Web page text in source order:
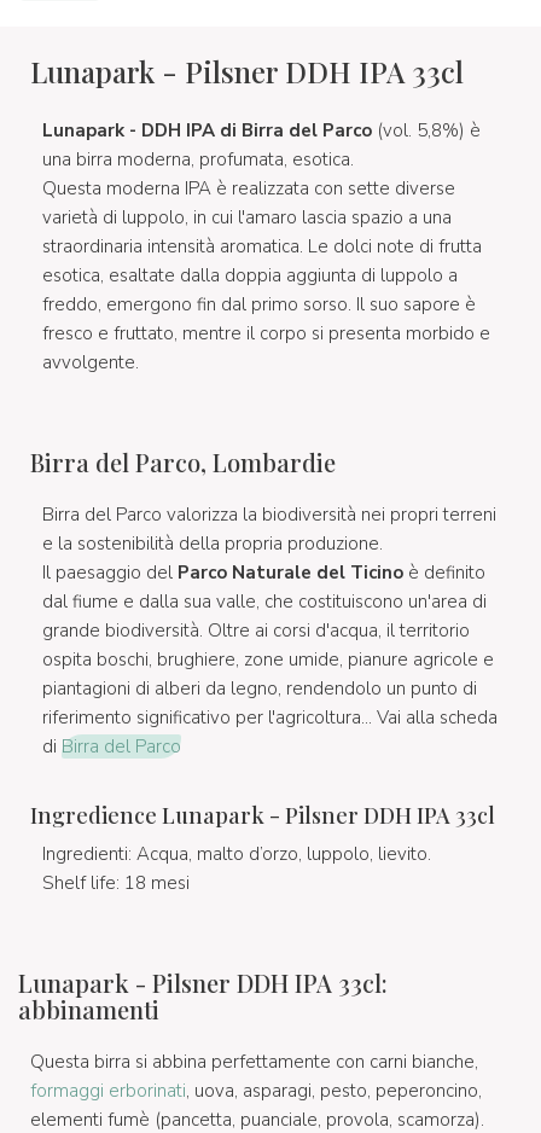
Lunapark - Pilsner DDH IPA 33cl
Lunapark - DDH IPA di Birra del Parco (vol. 5,8%) è
una birra moderna, profumata, esotica.
Questa moderna IPA è realizzata con sette diverse
varietà di luppolo, in cui l'amaro lascia spazio a una
straordinaria intensità aromatica. Le dolci note di frutta
esotica, esaltate dalla doppia aggiunta di luppolo a
freddo, emergono fin dal primo sorso. Il suo sapore è
fresco e fruttato, mentre il corpo si presenta morbido e
avvolgente.
Birra del Parco, Lombardie
Birra del Parco valorizza la biodiversità nei propri terreni
e la sostenibilità della propria produzione.
Il paesaggio del Parco Naturale del Ticino è definito
dal fiume e dalla sua valle, che costituiscono un'area di
grande biodiversità. Oltre ai corsi d'acqua, il territorio
ospita boschi, brughiere, zone umide, pianure agricole e
piantagioni di alberi da legno, rendendolo un punto di
riferimento significativo per l'agricoltura... Vai alla scheda
di Birra del Parco
Ingredience Lunapark - Pilsner DDH IPA 33cl
Ingredienti: Acqua, malto d’orzo, luppolo, lievito.
Shelf life: 18 mesi
Lunapark - Pilsner DDH IPA 33cl:
abbinamenti
Questa birra si abbina perfettamente con carni bianche,
formaggi erborinati, uova, asparagi, pesto, peperoncino,
elementi fumè (pancetta, puanciale, provola, scamorza).